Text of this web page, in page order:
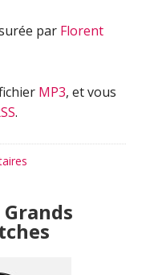
par Florent
MP3, et vous
.
Grands